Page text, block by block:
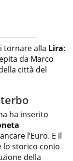
tornare alla Lira:
da Marco
città del
ha inserito
l’Euro. E il
lo storico conio
della